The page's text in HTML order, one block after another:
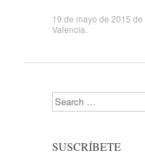
19 de mayo de 2015 de
Valencia
Search
SUSCRÍBETE